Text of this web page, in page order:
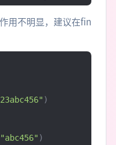
用不明显，建议在fin
)
"abc456" )